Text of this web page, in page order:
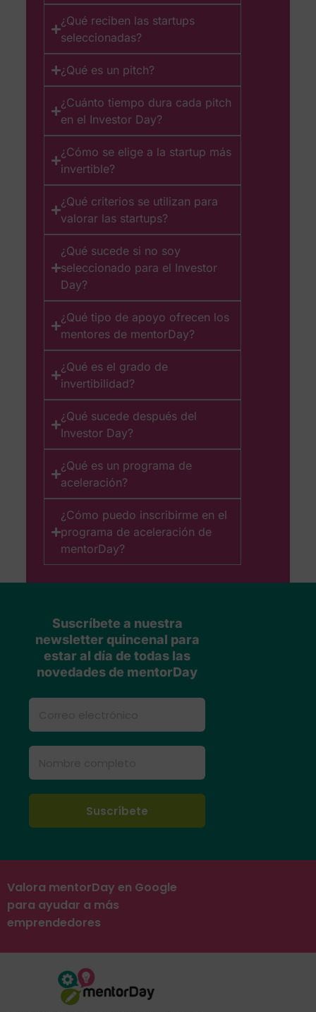
¿Qué reciben las startups
seleccionadas?
¿Qué es un pitch?
¿Cuánto tiempo dura cada pitch
en el Investor Day?
¿Cómo se elige a la startup más
invertible?
¿Qué criterios se utilizan para
valorar las startups?
¿Qué sucede si no soy
seleccionado para el Investor
Day?
¿Qué tipo de apoyo ofrecen los
mentores de mentorDay?
¿Qué es el grado de
invertibilidad?
¿Qué sucede después del
Investor Day?
¿Qué es un programa de
aceleración?
¿Cómo puedo inscribirme en el
programa de aceleración de
mentorDay?
Suscríbete a nuestra
newsletter quincenal para
estar al día de todas las
novedades de mentorDay
Valora mentorDay en Google
para ayudar a más
emprendedores